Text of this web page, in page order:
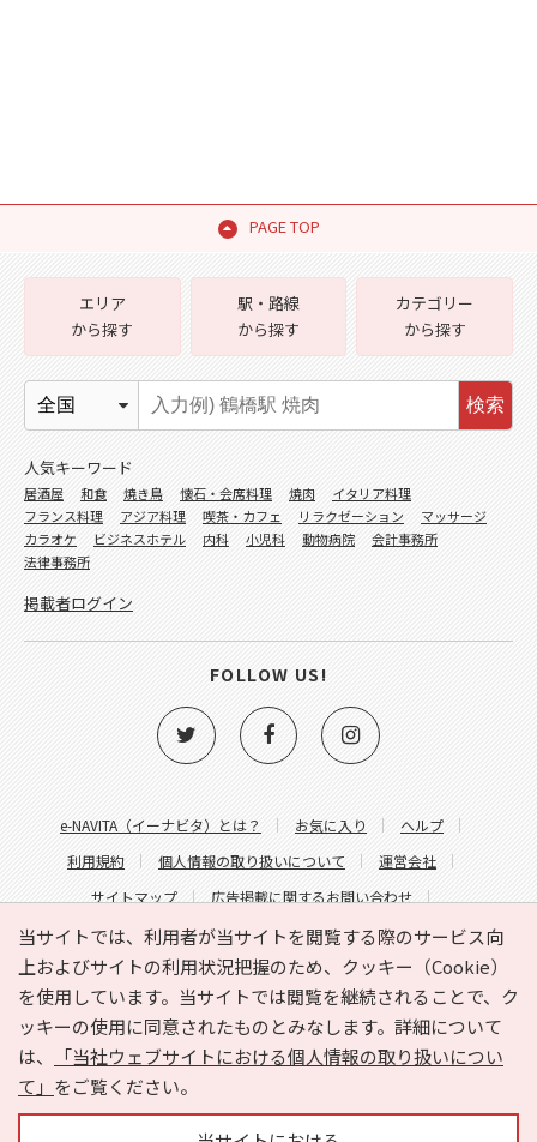
PAGE TOP
当サイトでは、利用者が当サイトを閲覧する際のサービス向
上およびサイトの利用状況把握のため、クッキー（Cookie）
を使用しています。当サイトでは閲覧を継続されることで、ク
ッキーの使用に同意されたものとみなします。詳細について
は、
「当社ウェブサイトにおける個人情報の取り扱いについ
て」 をご覧ください。
e-NAVITA（イーナビタ）とは？ お気に入り
ヘルプ
利用規約
個人情報の取り扱いについて
運営会社
サイトマップ
広告掲載に関するお問い合わせ
サイトの内容に関するお問い合わせ
エリア
から探す
駅・路線
から探す
カテゴリー
から探す
検索
人気キーワード
居酒屋 和食 焼き鳥 懐石・会席料理 焼肉
イタリア料理
フランス料理
アジア料理 喫茶・カフェ リラクゼーション
マッサージ
カラオケ
ビジネスホテル 内科 小児科 動物病院
会計事務所
法律事務所
掲載者ログイン
FOLLOW US!
Copyright © HYOJITO.Co.,Ltd. All Rights Reserved.